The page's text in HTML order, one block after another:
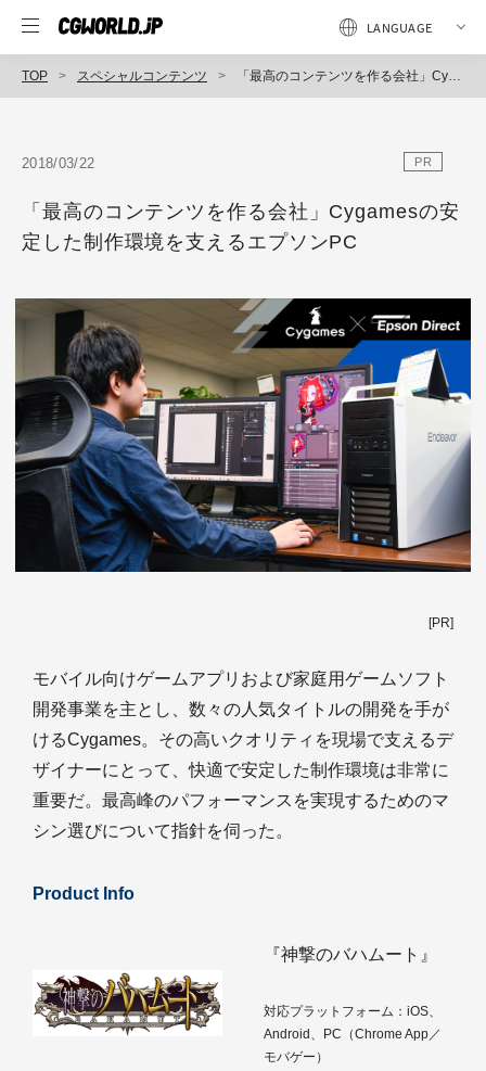
TOP スペシャルコンテンツ 「最高のコンテンツを作る会社」Cygamesの安定した制作環境を支えるエプソンPC
2018/03/22 PR
「最高のコンテンツを作る会社」Cygamesの安
定した制作環境を支えるエプソンPC
[PR]
モバイル向けゲームアプリおよび家庭用ゲームソフト
開発事業を主とし、数々の人気タイトルの開発を手が
けるCygames。その高いクオリティを現場で支えるデ
ザイナーにとって、快適で安定した制作環境は非常に
重要だ。最高峰のパフォーマンスを実現するためのマ
シン選びについて指針を伺った。
Product Info
『神撃のバハムート』
対応プラットフォーム：iOS、
Android、PC（Chrome App／
モバゲー）